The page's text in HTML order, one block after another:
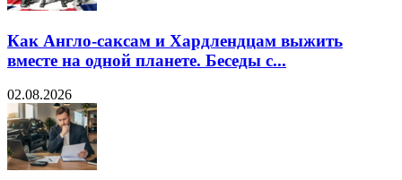
Как Англо-саксам и Хардлендцам выжить
вместе на одной планете. Беседы с...
02.08.2026